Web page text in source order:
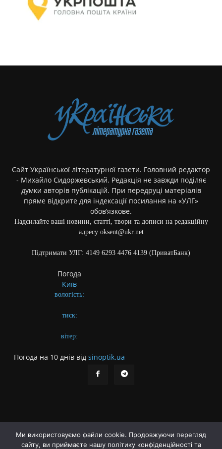
Сайт Української літературної газети. Головний редактор
- Михайло Сидоржевський. Редакція не завжди поділяє
думки авторів публікацій. При передруці матеріалів
пряме відкрите для індексації посилання на «УЛГ»
обов’язкове.
Надсилайте ваші новини, статті, твори та дописи на редакційну
адресу oksent@ukr.net
Підтримати УЛГ: 4149 6293 4476 4139 (ПриватБанк)
Погода
Київ
вологість:
тиск:
вітер:
Погода на 10 днів від sinoptik.ua
Про газету Правила користування сайтом
Ми використовуємо файли cookie. Продовжуючи перегляд
сайту, ви приймаєте нашу політику конфіденційності та